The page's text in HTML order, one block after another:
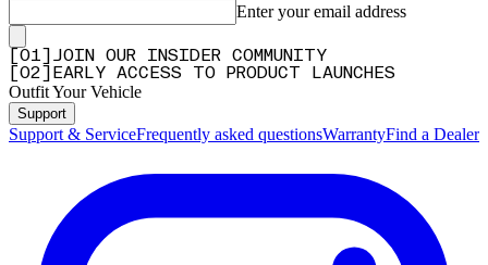
Enter your email address
01
JOIN OUR INSIDER COMMUNITY
02 EARLY ACCESS TO PRODUCT LAUNCHES
Outfit Your Vehicle
Support
Support & ServiceFrequently asked questionsWarrantyFind a Dealer